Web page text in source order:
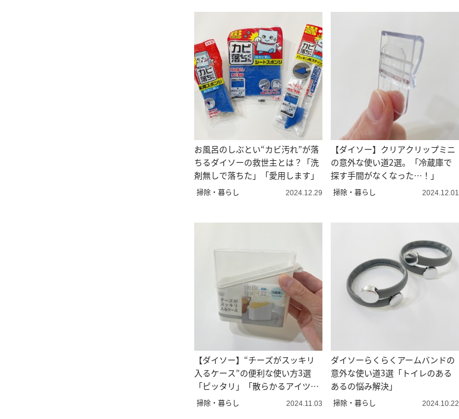
お風呂のしぶとい“カビ汚れ”が落
ちるダイソーの救世主とは？「洗
剤無しで落ちた」「愛用します」
掃除・暮らし 2024.12.29
【ダイソー】クリアクリップミニ
の意外な使い道2選。「冷蔵庫で
探す手間がなくなった…！」
掃除・暮らし 2024.12.01
【ダイソー】“チーズがスッキリ
入るケース”の便利な使い方3選
「ピッタリ」「散らかるアイツ
が…」
掃除・暮らし 2024.11.03
ダイソーらくらくアームバンドの
意外な使い道3選「トイレのある
あるの悩み解決」
掃除・暮らし 2024.10.22